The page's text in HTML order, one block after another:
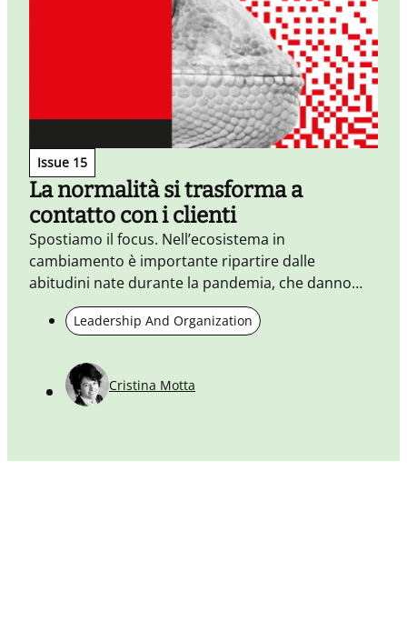
Issue 15
La normalità si trasforma a
contatto con i clienti
Spostiamo il focus. Nell’ecosistema in
cambiamento è importante ripartire dalle
abitudini nate durante la pandemia, che danno
forma a nuovi bisogni dei clienti. E poi dialogare
con i territori, per generare nuovi servizi.
Leadership And Organization
Cristina Motta